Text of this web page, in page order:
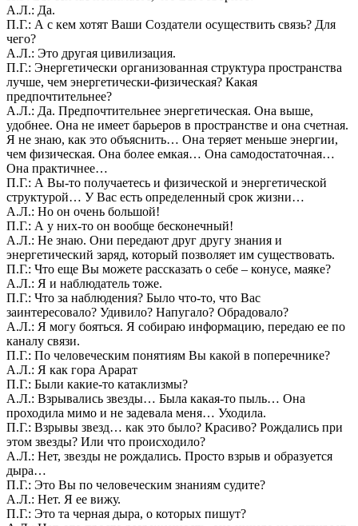
А.Л.: Да.
П.Г.: А с кем хотят Ваши Создатели осуществить связь? Для
чего?
А.Л.: Это другая цивилизация.
П.Г.: Энергетически организованная структура пространства
лучше, чем энергетически-физическая? Какая
предпочтительнее?
А.Л.: Да. Предпочтительнее энергетическая. Она выше,
удобнее. Она не имеет барьеров в пространстве и она счетная.
Я не знаю, как это объяснить… Она теряет меньше энергии,
чем физическая. Она более емкая… Она самодостаточная…
Она практичнее…
П.Г.: А Вы-то получаетесь и физической и энергетической
структурой… У Вас есть определенный срок жизни…
А.Л.: Но он очень большой!
П.Г.: А у них-то он вообще бесконечный!
А.Л.: Не знаю. Они передают друг другу знания и
энергетический заряд, который позволяет им существовать.
П.Г.: Что еще Вы можете рассказать о себе – конусе, маяке?
А.Л.: Я и наблюдатель тоже.
П.Г.: Что за наблюдения? Было что-то, что Вас
заинтересовало? Удивило? Напугало? Обрадовало?
А.Л.: Я могу бояться. Я собираю информацию, передаю ее по
каналу связи.
П.Г.: По человеческим понятиям Вы какой в поперечнике?
А.Л.: Я как гора Арарат
П.Г.: Были какие-то катаклизмы?
А.Л.: Взрывались звезды… Была какая-то пыль… Она
проходила мимо и не задевала меня… Уходила.
П.Г.: Взрывы звезд… как это было? Красиво? Рождались при
этом звезды? Или что происходило?
А.Л.: Нет, звезды не рождались. Просто взрыв и образуется
дыра…
П.Г.: Это Вы по человеческим знаниям судите?
А.Л.: Нет. Я ее вижу.
П.Г.: Это та черная дыра, о которых пишут?